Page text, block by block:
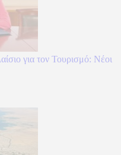
για τον Τουρισμό: Νέοι